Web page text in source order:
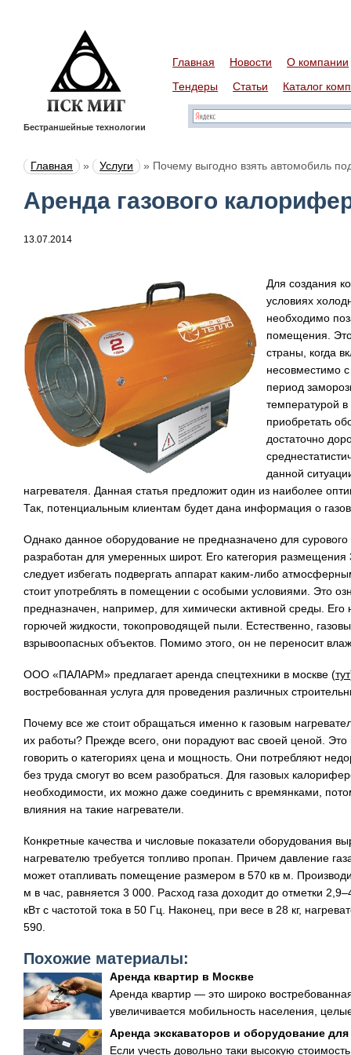
Бестраншейные технологии
Главная Новости
О компании
Тендеры
Статьи Каталог
Главная » Услуги » Почему выгодно взять автомобиль
Аренда газового
13.07.2014
Для создания
условиях
необходимо
помещения.
страны, когда
несовместимо
период
температурой
приобретать
достаточно
данной
нагревателя. Данная статья предложит один из наиболее
Так, потенциальным клиентам будет дана информация о
Однако данное оборудование не предназначено для
разработан для умеренных широт. Его категория
следует избегать подвергать аппарат каким-либо
стоит употреблять в помещении с особыми условиями. Это
предназначен, например, для химически активной среды.
горючей жидкости, токопроводящей пыли. Естественно,
взрывоопасных объектов. Помимо этого, он не переносит
ООО «ПАЛАРМ» предлагает аренда спецтехники в москве (тут
востребованная услуга для проведения различных
Почему все же стоит обращаться именно к газовым
их работы? Прежде всего, они порадуют вас своей ценой.
говорить о категориях цена и мощность. Они потребляют
без труда смогут во всем разобраться. Для газовых
необходимости, их можно даже соединить с времянками,
влияния на такие нагреватели.
Конкретные качества и числовые показатели оборудования
нагревателю требуется топливо пропан. Причем давление
может отапливать помещение размером в 570 кв м.
м в час, равняется 3 000. Расход газа доходит до отметки
кВт с частотой тока в 50 Гц. Наконец, при весе в 28 кг,
590.
Похожие материалы:
Аренда квартир в Москве
Аренда квартир — это широко
увеличивается мобильность населения,
Аренда экскаваторов и оборудование для
Если учесть довольно таки высокую